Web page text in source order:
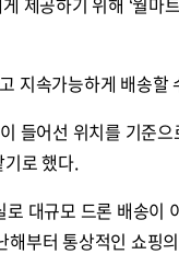
지속가능하게 배송할
들어선 위치를 기준
로 했다.
대규모 드론 배송이
부터 통상적인 쇼핑